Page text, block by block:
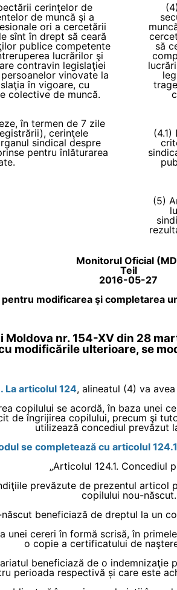
cerinţelor de
de muncă şi a
ori a cercetării
sînt în drept să ceară
publice competente
lucrărilor şi
contravin legislaţiei
vinovate la
în vigoare, cu
colective de muncă.
în termen de 7 zile
cerinţele
sindical despre
pentru înlăturarea
să
(5)
Monitorul Oficial
Teil
2016-05-27
pentru modificarea şi completarea
Moldova nr. 154-XV din 28
modificările ulterioare, se
La articolul 124, alineatul (4) va
copilului se acordă, în baza unei
de îngrijirea copilului, precum şi
utilizează concediul prevăzut
se completează cu articolul 124.1
„Articolul 124.1. Concediul
prevăzute de prezentul articol
copilului nou-născut.
beneficiază de dreptul la un
cereri în formă scrisă, în
o copie a certificatului de
beneficiază de o indemnizaţie
perioada respectivă și care este